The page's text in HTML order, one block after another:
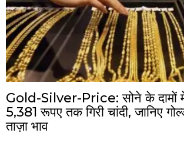
Gold-Silver-Price: सोने के दामों में
5,381 रूपए तक गिरी चांदी, जानिए
ताज़ा भाव